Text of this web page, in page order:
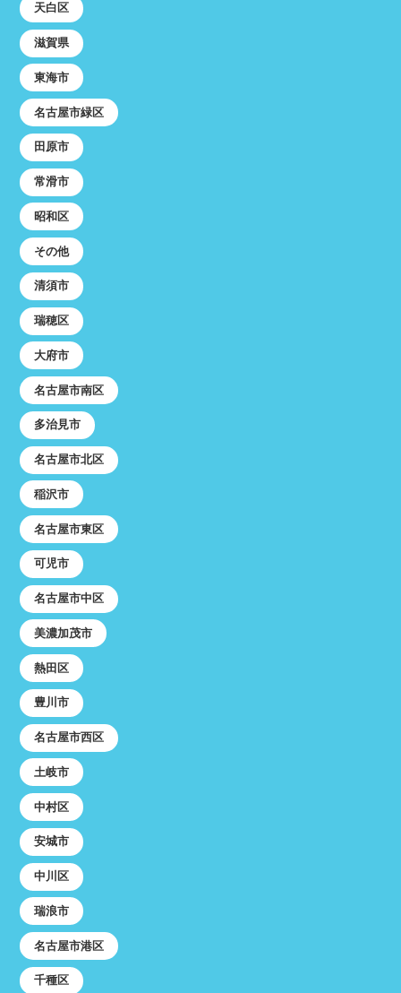
天白区
滋賀県
東海市
名古屋市緑区
田原市
常滑市
昭和区
その他
清須市
瑞穂区
大府市
名古屋市南区
多治見市
名古屋市北区
稲沢市
名古屋市東区
可児市
名古屋市中区
美濃加茂市
熱田区
豊川市
名古屋市西区
土岐市
中村区
安城市
中川区
瑞浪市
名古屋市港区
千種区